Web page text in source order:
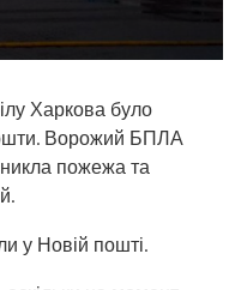
Харкова було
Ворожий БПЛА
пожежа та
у Новій пошті.